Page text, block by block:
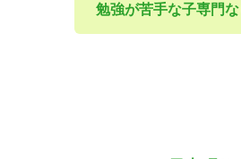
勉強が苦手な子専門